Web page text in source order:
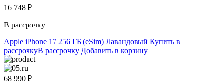
16 748 ₽
В рассрочку
Apple iPhone 17 256 ГБ (eSim) Лавандовый Купить в
рассрочкуВ рассрочку Добавить в корзину
68 990 ₽